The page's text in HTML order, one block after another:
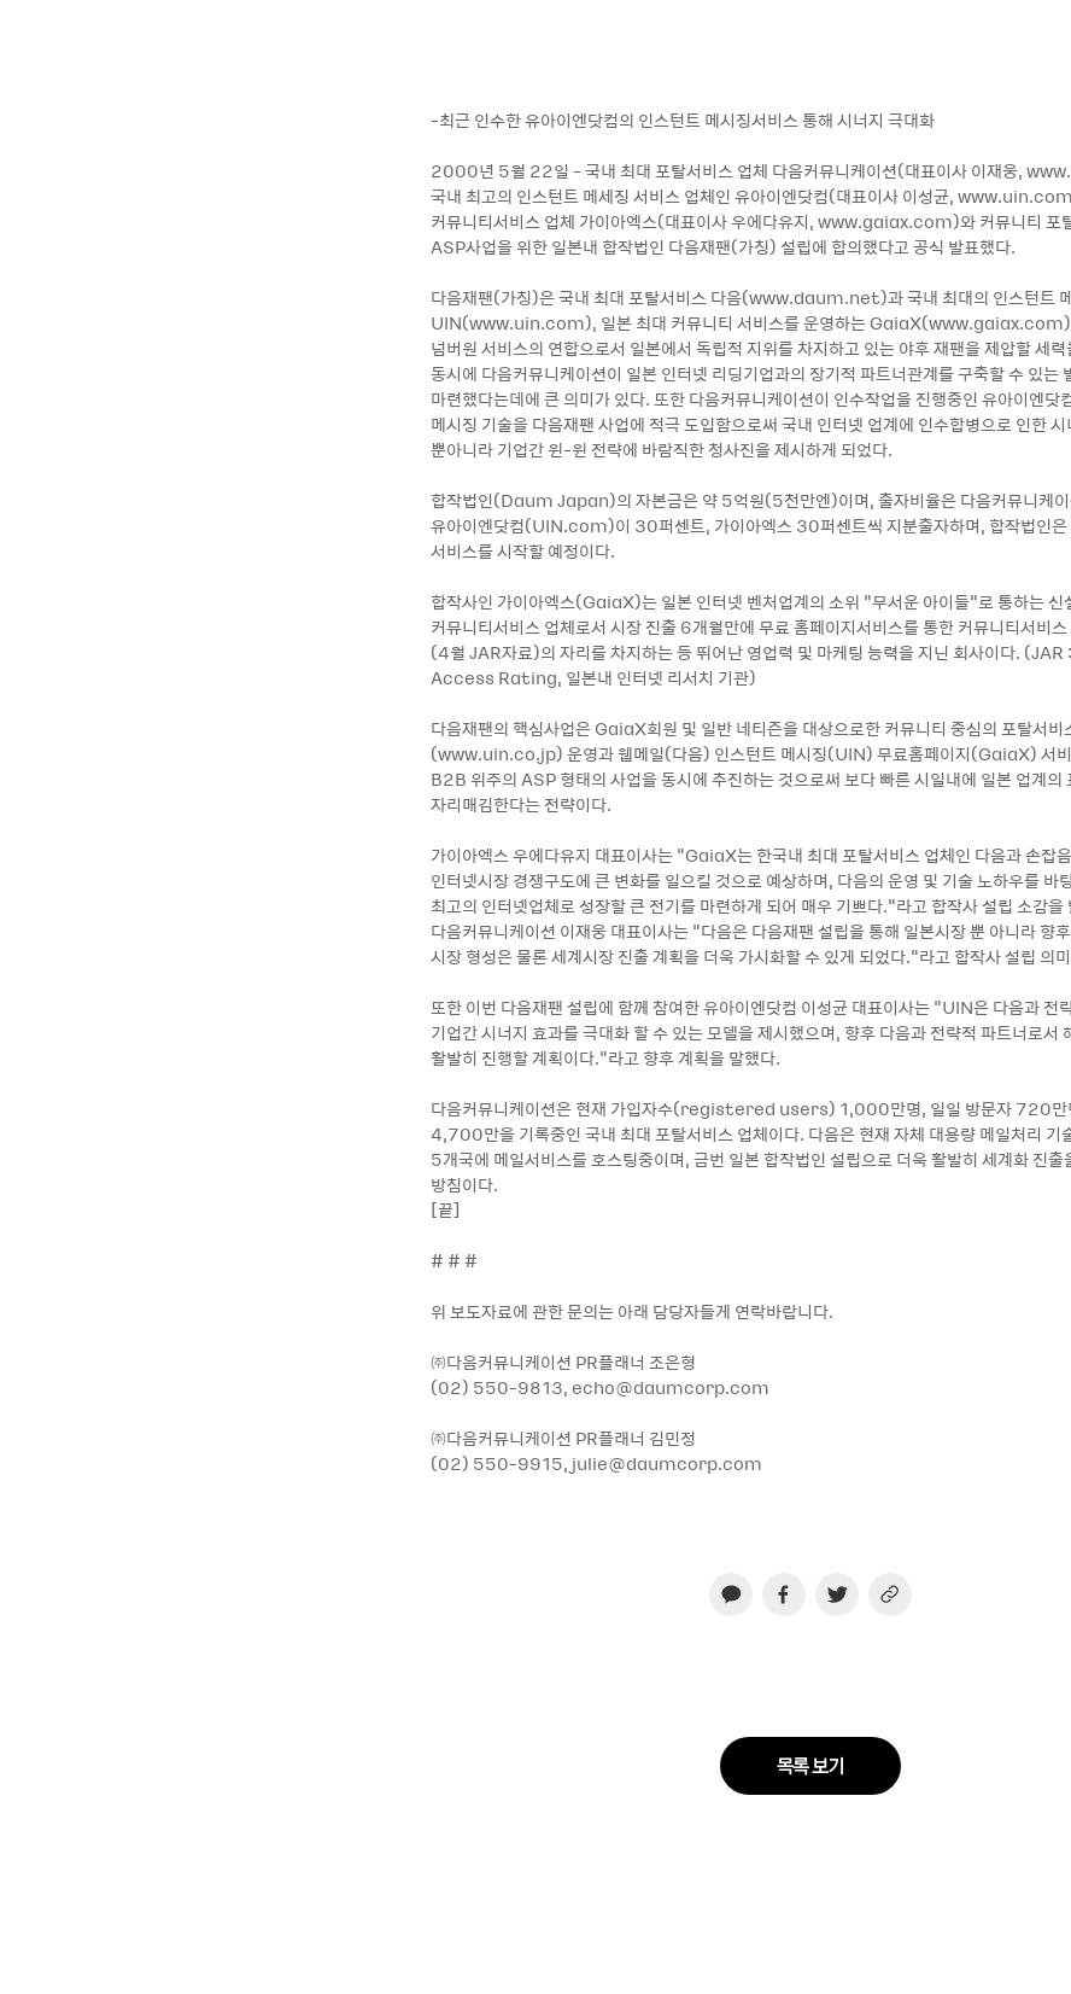
-최근 인수한 유아이엔닷컴의 인스턴트 메시징서비스 통해 시너지 극대화
2000년 5월 22일 - 국내 최대 포탈서비스 업체 다음커뮤니케이션(대표이사 이재웅,
국내 최고의 인스턴트 메세징 서비스 업체인 유아이엔닷컴(대표이사 이성균,
커뮤니티서비스 업체 가이아엑스(대표이사 우에다유지, www.gaiax.com)와 커뮤니티 포
ASP사업을 위한 일본내 합작법인 다음재팬(가칭) 설립에 합의했다고 공식 발표했다.
다음재팬(가칭)은 국내 최대 포탈서비스 다음(www.daum.net)과 국내 최대의 인스턴트
UIN(www.uin.com), 일본 최대 커뮤니티 서비스를 운영하는 GaiaX(www.gaiax.com)
넘버원 서비스의 연합으로서 일본에서 독립적 지위를 차지하고 있는 야후 재팬을 제압할 세
동시에 다음커뮤니케이션이 일본 인터넷 리딩기업과의 장기적 파트너관계를 구축할 수 있는
마련했다는데에 큰 의미가 있다. 또한 다음커뮤니케이션이 인수작업을 진행중인 유아이엔닷
메시징 기술을 다음재팬 사업에 적극 도입함으로써 국내 인터넷 업계에 인수합병으로 인한
뿐아니라 기업간 윈-윈 전략에 바람직한 청사진을 제시하게 되었다.
합작법인(Daum Japan)의 자본금은 약 5억원(5천만엔)이며, 출자비율은 다음커뮤니케
유아이엔닷컴(UIN.com)이 30퍼센트, 가이아엑스 30퍼센트씩 지분출자하며, 합작법인은
서비스를 시작할 예정이다.
합작사인 가이아엑스(GaiaX)는 일본 인터넷 벤처업계의 소위 “무서운 아이들“로 통하는 신
커뮤니티서비스 업체로서 시장 진출 6개월만에 무료 홈페이지서비스를 통한 커뮤니티서비
(4월 JAR자료)의 자리를 차지하는 등 뛰어난 영업력 및 마케팅 능력을 지닌 회사이다.
Access Rating, 일본내 인터넷 리서치 기관)
다음재팬의 핵심사업은 GaiaX회원 및 일반 네티즌을 대상으로한 커뮤니티 중심의 포탈서비
(www.uin.co.jp) 운영과 웹메일(다음) 인스턴트 메시징(UIN) 무료홈페이지(GaiaX) 서비
B2B 위주의 ASP 형태의 사업을 동시에 추진하는 것으로써 보다 빠른 시일내에 일본 업계의
자리매김한다는 전략이다.
가이아엑스 우에다유지 대표이사는 "GaiaX는 한국내 최대 포탈서비스 업체인 다음과 손잡
인터넷시장 경쟁구도에 큰 변화를 일으킬 것으로 예상하며, 다음의 운영 및 기술 노하우를 바
최고의 인터넷업체로 성장할 큰 전기를 마련하게 되어 매우 기쁘다."라고 합작사 설립 소감을
다음커뮤니케이션 이재웅 대표이사는 "다음은 다음재팬 설립을 통해 일본시장 뿐 아니라 향
시장 형성은 물론 세계시장 진출 계획을 더욱 가시화할 수 있게 되었다."라고 합작사 설립 의
또한 이번 다음재팬 설립에 함께 참여한 유아이엔닷컴 이성균 대표이사는 "UIN은 다음과
기업간 시너지 효과를 극대화 할 수 있는 모델을 제시했으며, 향후 다음과 전략적 파트너로서
활발히 진행할 계획이다."라고 향후 계획을 말했다.
다음커뮤니케이션은 현재 가입자수(registered users) 1,000만명, 일일 방문자 720만
4,700만을 기록중인 국내 최대 포탈서비스 업체이다. 다음은 현재 자체 대용량 메일처리 기
5개국에 메일서비스를 호스팅중이며, 금번 일본 합작법인 설립으로 더욱 활발히 세계화 진출
방침이다.
[끝]
# # #
위 보도자료에 관한 문의는 아래 담당자들게 연락바랍니다.
㈜다음커뮤니케이션 PR플래너 조은형
(02) 550-9813, echo@daumcorp.com
㈜다음커뮤니케이션 PR플래너 김민정
(02) 550-9915, julie@daumcorp.com
목록 보기